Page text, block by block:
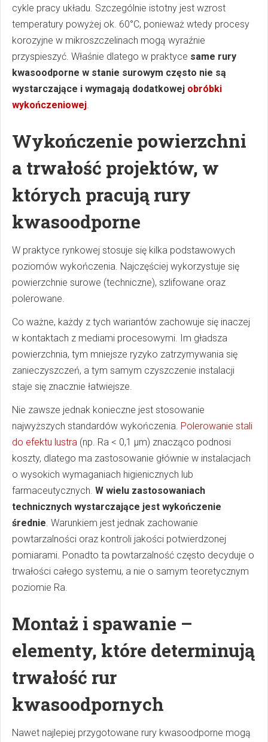
cykle pracy układu. Szczególnie istotny jest wzrost
temperatury powyżej ok. 60°C, ponieważ wtedy procesy
korozyjne w mikroszczelinach mogą wyraźnie
przyspieszyć. Właśnie dlatego w praktyce same rury
kwasoodporne w stanie surowym często nie są
wystarczające i wymagają dodatkowej obróbki
wykończeniowej.
Wykończenie powierzchni
a trwałość projektów, w
których pracują rury
kwasoodporne
W praktyce rynkowej stosuje się kilka podstawowych
poziomów wykończenia. Najczęściej wykorzystuje się
powierzchnie surowe (techniczne), szlifowane oraz
polerowane.
Co ważne, każdy z tych wariantów zachowuje się inaczej
w kontaktach z mediami procesowymi. Im gładsza
powierzchnia, tym mniejsze ryzyko zatrzymywania się
zanieczyszczeń, a tym samym czyszczenie instalacji
staje się znacznie łatwiejsze.
Nie zawsze jednak konieczne jest stosowanie
najwyższych standardów wykończenia. Polerowanie stali
do efektu lustra (np. Ra < 0,1 µm) znacząco podnosi
koszty, dlatego ma zastosowanie głównie w instalacjach
o wysokich wymaganiach higienicznych lub
farmaceutycznych. W wielu zastosowaniach
technicznych wystarczające jest wykończenie
średnie. Warunkiem jest jednak zachowanie
powtarzalności oraz kontroli jakości potwierdzonej
pomiarami. Ponadto ta powtarzalność często decyduje o
trwałości całego systemu, a nie o samym teoretycznym
poziomie Ra.
Montaż i spawanie –
elementy, które determinują
trwałość rur
kwasoodpornych
Nawet najlepiej przygotowane rury kwasoodporne mogą